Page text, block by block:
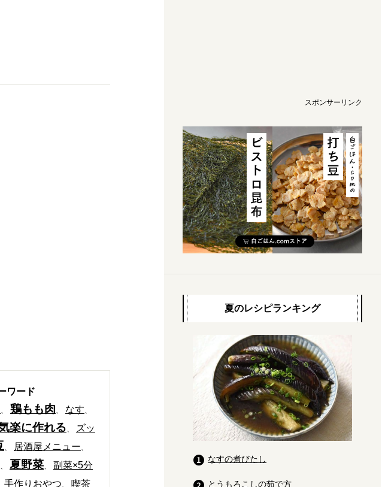
ワード
鶏もも肉 なす
楽に作れる
ズッ
居酒屋メニュー
夏野菜
副菜×5分
手作りおやつ
喫茶
スポンサーリンク
夏のレシピランキング
なすの煮びたし
とうもろこしの茹で方